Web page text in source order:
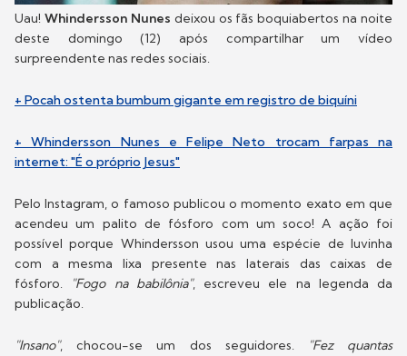
Uau! Whindersson Nunes deixou os fãs boquiabertos na noite
deste domingo (12) após compartilhar um vídeo
surpreendente nas redes sociais.
+ Pocah ostenta bumbum gigante em registro de biquíni
+ Whindersson Nunes e Felipe Neto trocam farpas na
internet: "É o próprio Jesus"
Pelo Instagram, o famoso publicou o momento exato em que
acendeu um palito de fósforo com um soco! A ação foi
possível porque Whindersson usou uma espécie de luvinha
com a mesma lixa presente nas laterais das caixas de
fósforo. "Fogo na babilônia", escreveu ele na legenda da
publicação.
"Insano", chocou-se um dos seguidores.
"Fez quantas